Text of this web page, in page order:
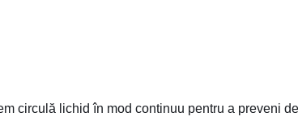
circulă lichid în mod continuu pentru a preveni